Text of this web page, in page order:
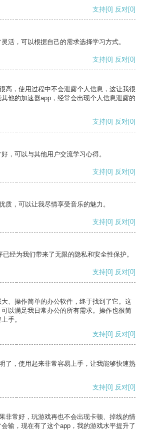
支持[0] 反对[0]
活，可以根据自己的需求选择学习方式。
支持[0] 反对[0]
高，使用过程中不会泄露个人信息，这让我很
他的加速器app，经常会出现个人信息泄露的
支持[0] 反对[0]
，可以与其他用户交流学习心得。
支持[0] 反对[0]
质，可以让我尽情享受音乐的魅力。
支持[0] 反对[0]
经为我们带来了无限的隐私和安全性保护。
支持[0] 反对[0]
、操作简单的办公软件，终于找到了它。这
以满足我日常办公的所有需求。操作也很简
手。
支持[0] 反对[0]
了，使用起来非常容易上手，让我能够快速熟
支持[0] 反对[0]
非常好，玩游戏再也不会出现卡顿、掉线的情
输，现在有了这个app，我的游戏水平提升了